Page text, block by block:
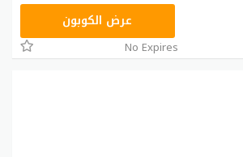
ASMARعرض الكوبون
No Expires